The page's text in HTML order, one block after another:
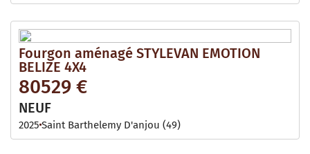
Fourgon aménagé STYLEVAN EMOTION
BELIZE 4X4
80529 €
NEUF
2025 Saint Barthelemy D'anjou (49)